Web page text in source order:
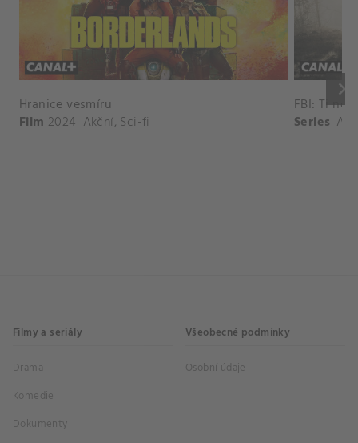
keyboard_arrow_right
Hranice vesmíru
Film 2024 Akční, Sci-fi
FBI: Ti
Series
Filmy a seriály
Drama
Komedie
Dokumenty
Všeobecné podmínky
Osobní údaje